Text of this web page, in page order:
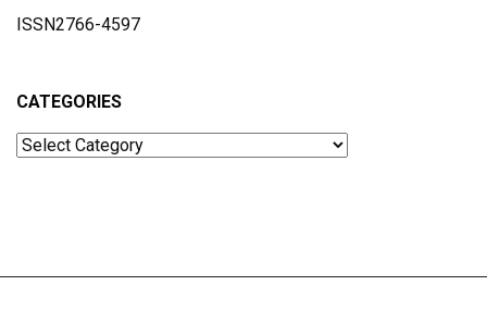
ISSN2766-4597
CATEGORIES
Categories